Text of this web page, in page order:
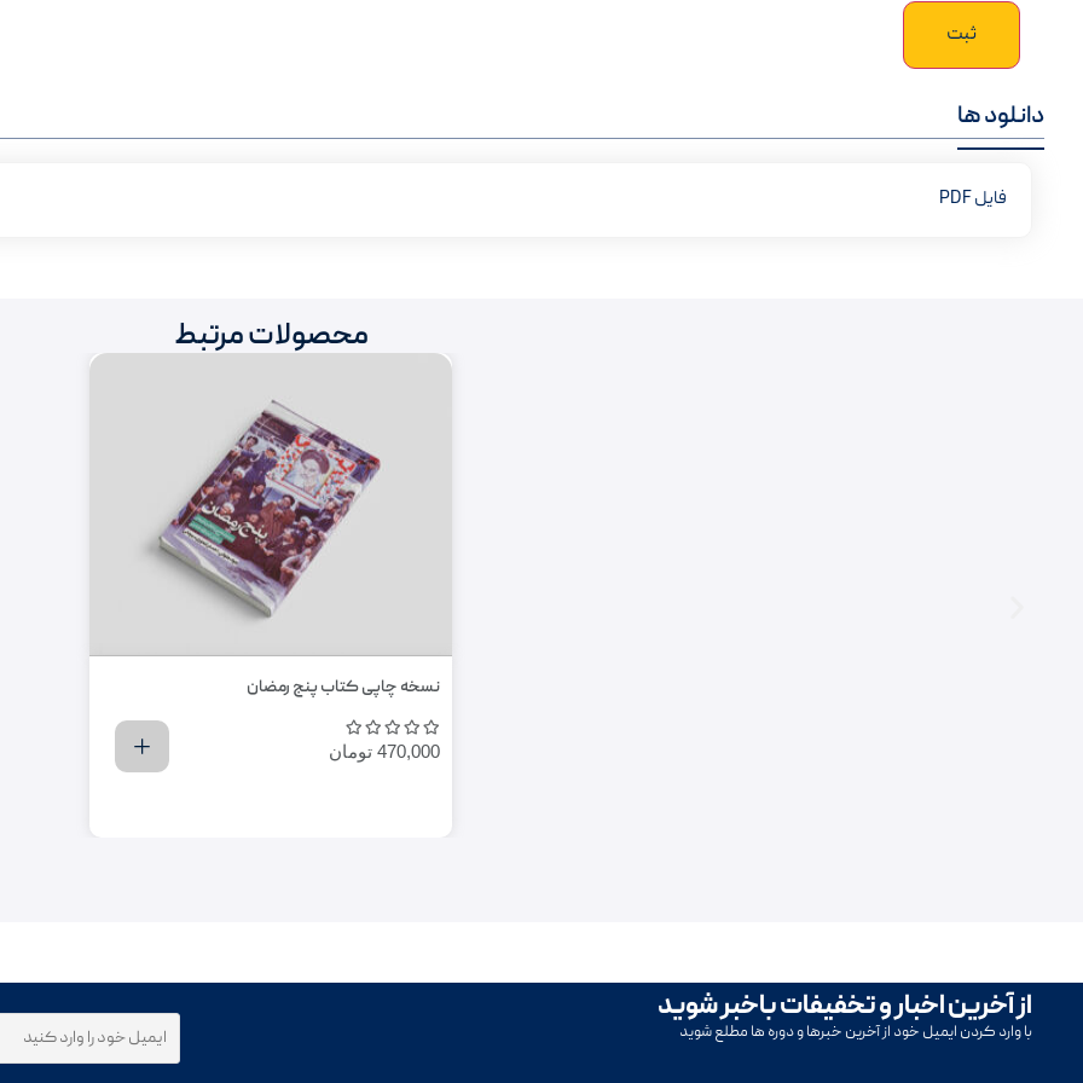
دانلود ها
فایل PDF
محصولات مرتبط
نسخه چاپی کتاب پنج رمضان
470,000 تومان
از آخرین اخبار و تخفیفات باخبر شوید
با وارد کردن ایمیل خود از آخرین خبرها و دوره ها مطلع شوید